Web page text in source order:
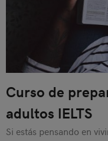
Curso de
adultos IELTS
Si estás pensando en